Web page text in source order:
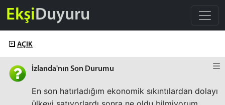
EkşiDuyuru
AÇIK
İzlanda'nın Son Durumu
En son hatırladığım ekonomik sıkıntılardan dolayı